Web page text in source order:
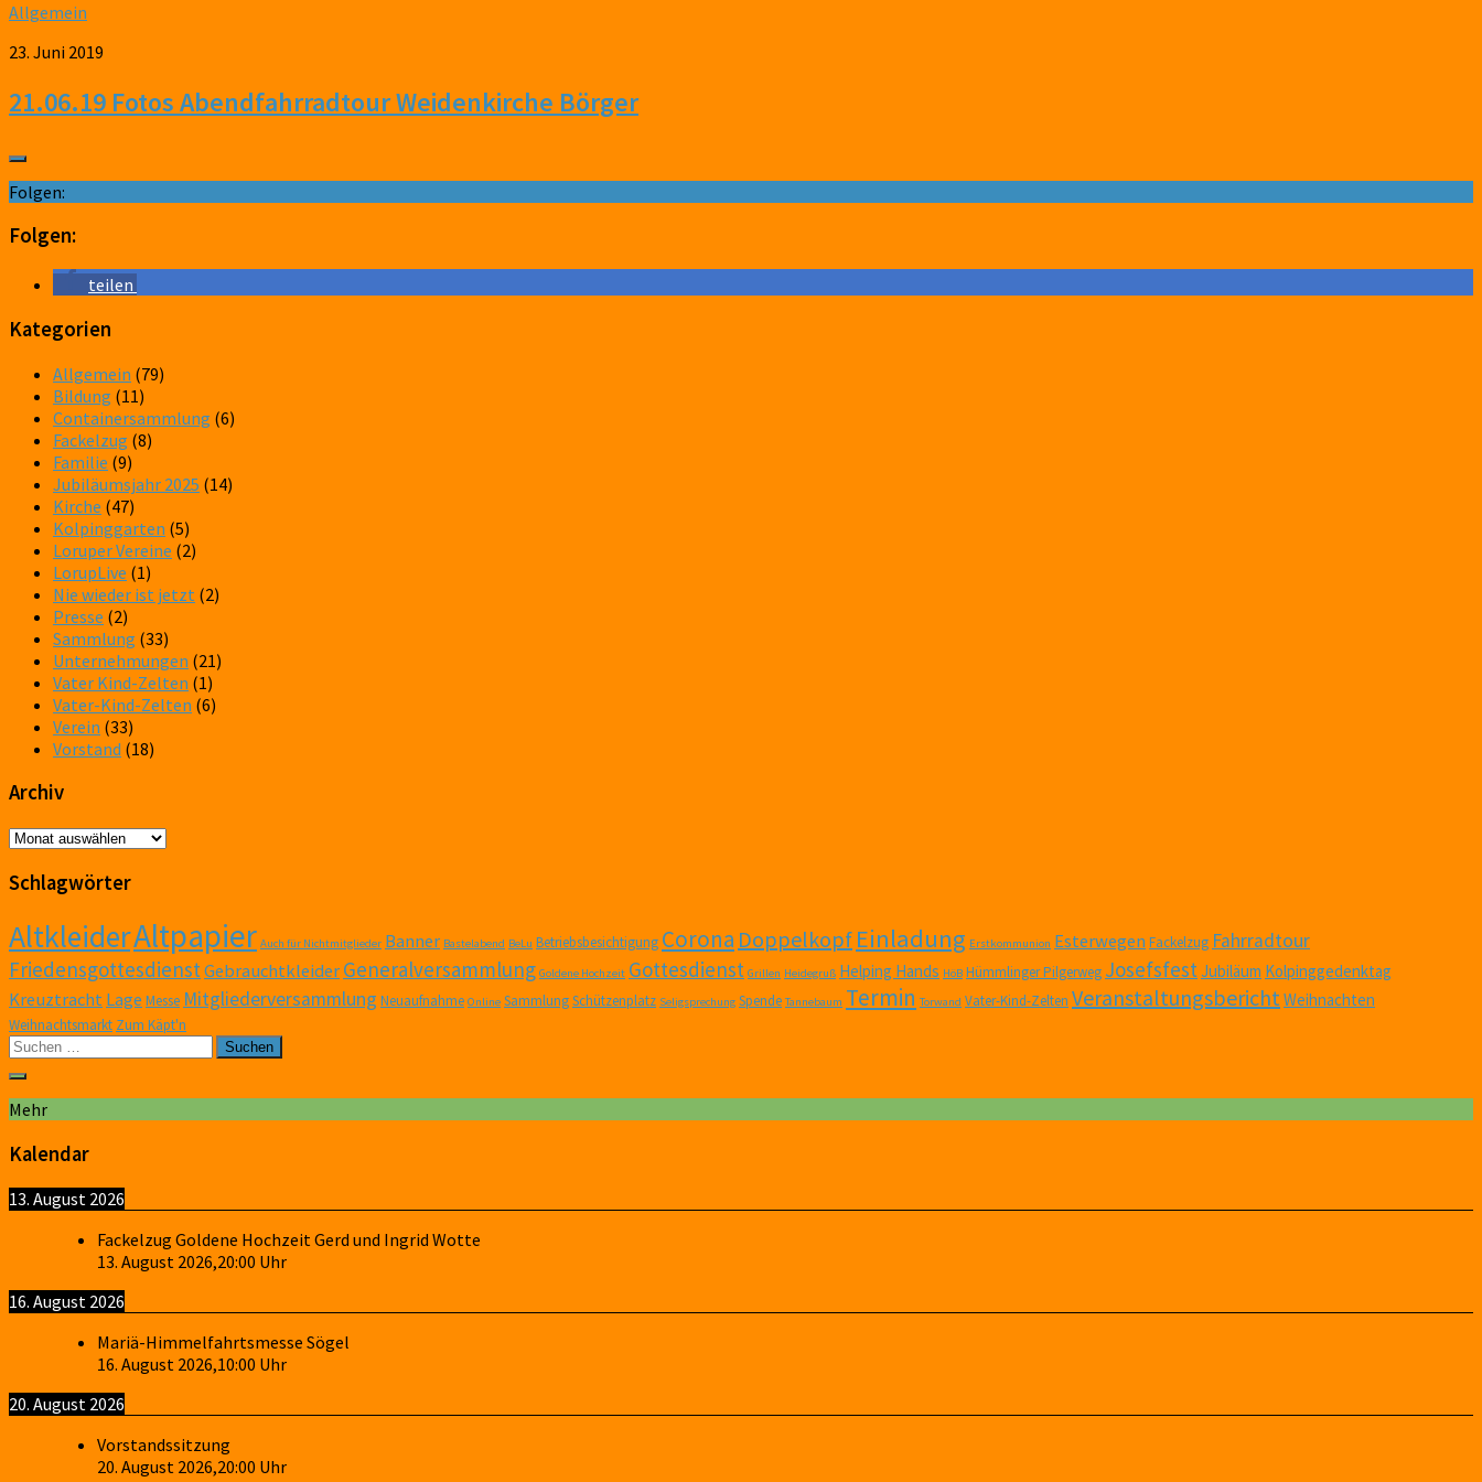
Allgemein
23. Juni 2019
21.06.19 Fotos Abendfahrradtour Weidenkirche Börger
Folgen:
Folgen:
teilen
Kategorien
Allgemein (79)
Bildung (11)
Containersammlung (6)
Fackelzug (8)
Familie (9)
Jubiläumsjahr 2025 (14)
Kirche (47)
Kolpinggarten (5)
Loruper Vereine (2)
LorupLive (1)
Nie wieder ist jetzt (2)
Presse (2)
Sammlung (33)
Unternehmungen (21)
Vater Kind-Zelten (1)
Vater-Kind-Zelten (6)
Verein (33)
Vorstand (18)
Archiv
Archiv
Schlagwörter
AltkleiderAltpapier Auch für Nichtmitglieder Banner Bastelabend BeLu Betriebsbesichtigung Corona Doppelkopf Einladung Erstkommunion Esterwegen Fackelzug Fahrradtour
FriedensgottesdienstGebrauchtkleiderGeneralversammlung Goldene Hochzeit Gottesdienst Grillen Heidegruß Helping Hands HöB Hümmlinger Pilgerweg JosefsfestJubiläum Kolpinggedenktag
Kreuztracht Lage Messe Mitgliederversammlung Neuaufnahme Online SammlungSchützenplatz Seligsprechung Spende Tannebaum Termin Torwand Vater-Kind-Zelten VeranstaltungsberichtWeihnachten
Weihnachtsmarkt Zum Käpt'n
Suchen
Mehr
Kalendar
13. August 2026
Fackelzug Goldene Hochzeit Gerd und Ingrid Wotte
13. August 2026,20:00 Uhr
16. August 2026
Mariä-Himmelfahrtsmesse Sögel
16. August 2026,10:00 Uhr
20. August 2026
Vorstandssitzung
20. August 2026,20:00 Uhr